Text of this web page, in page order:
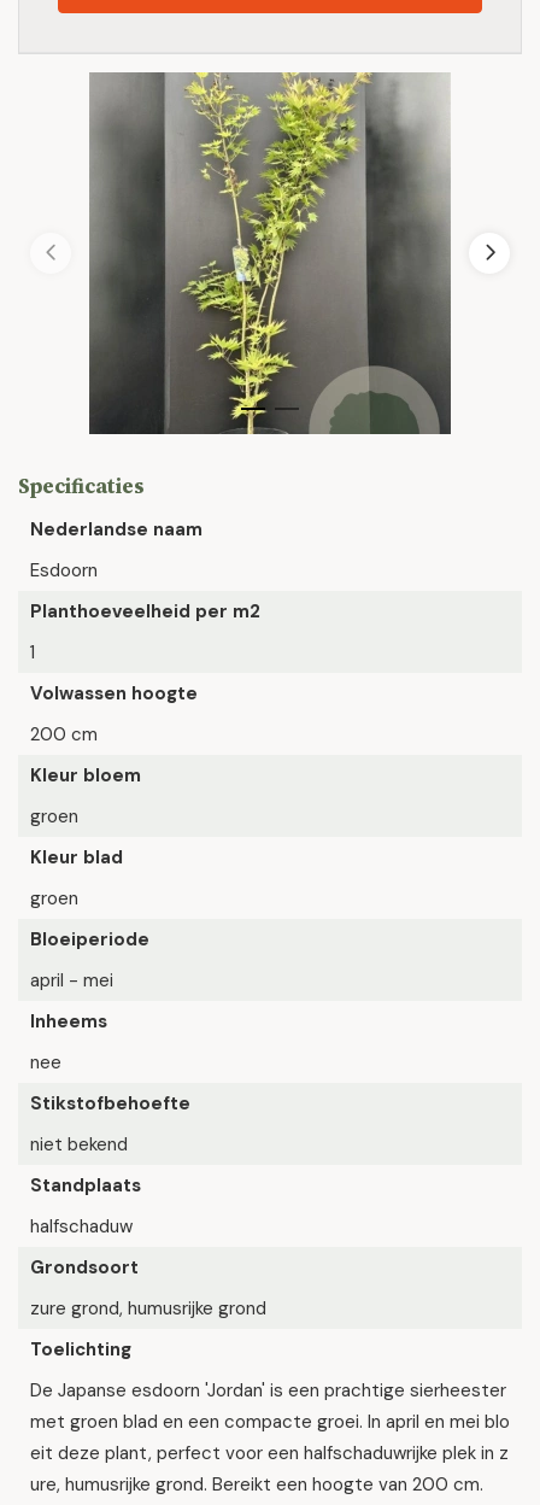
Specificaties
Nederlandse naam
Esdoorn
Planthoeveelheid per m2
1
Volwassen hoogte
200 cm
Kleur bloem
groen
Kleur blad
groen
Bloeiperiode
april - mei
Inheems
nee
Stikstofbehoefte
niet bekend
Standplaats
halfschaduw
Grondsoort
zure grond, humusrijke grond
Toelichting
De Japanse esdoorn 'Jordan' is een prachtige sierheester
met groen blad en een compacte groei. In april en mei blo
eit deze plant, perfect voor een halfschaduwrijke plek in z
ure, humusrijke grond. Bereikt een hoogte van 200 cm.